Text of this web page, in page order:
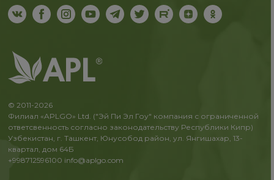
© 2011-2026
Филиал «APLGO» Ltd. ("Эй Пи Эл Гоу" компания с ограниченной
ответсвенность согласно законодательству Республики Кипр)
Узбекистан, г. Ташкент, Юнусобод район, ул. Янгишахар, 13-
квартал, дом 64Б
+998712596100 info@aplgo.com